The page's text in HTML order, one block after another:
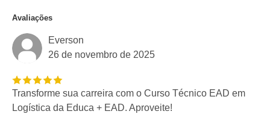
Avaliações
Everson
26 de novembro de 2025
Transforme sua carreira com o Curso Técnico EAD em
Logística da Educa + EAD. Aproveite!